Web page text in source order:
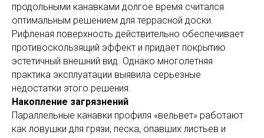
продольными канавками долгое время считался
оптимальным решением для террасной доски.
Рифленая поверхность действительно обеспечивает
противоскользящий эффект и придает покрытию
эстетичный внешний вид. Однако многолетняя
практика эксплуатации выявила серьезные
недостатки этого решения.
Накопление загрязнений
Параллельные канавки профиля «вельвет» работают
как ловушки для грязи, песка, опавших листьев и